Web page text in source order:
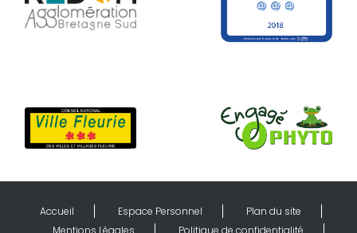
Accueil Espace Personnel
Plan du site